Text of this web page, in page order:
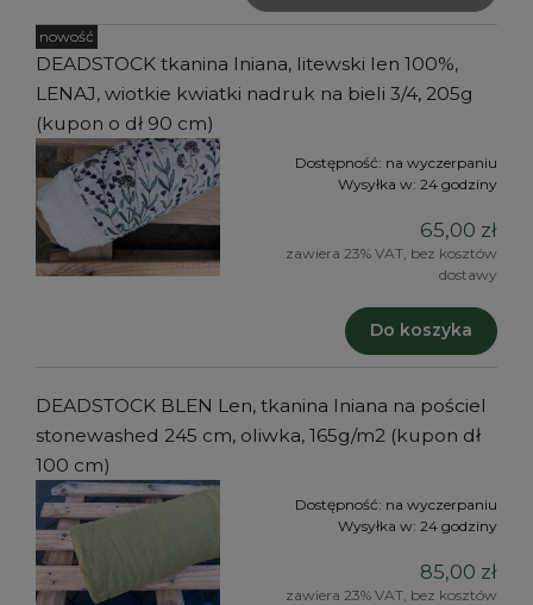
DEADSTOCK tkanina lniana, litewski len 100%,
LENAJ, wiotkie kwiatki nadruk na bieli 3/4, 205g
(kupon o dł 90 cm)
Dostępność: na wyczerpaniu
Wysyłka w: 24 godziny
65,00 zł
zawiera 23% VAT, bez kosztów
dostawy
Do koszyka
nowość
DEADSTOCK BLEN Len, tkanina lniana na pościel
stonewashed 245 cm, oliwka, 165g/m2 (kupon dł
100 cm)
Dostępność: na wyczerpaniu
Wysyłka w: 24 godziny
85,00 zł
zawiera 23% VAT, bez kosztów